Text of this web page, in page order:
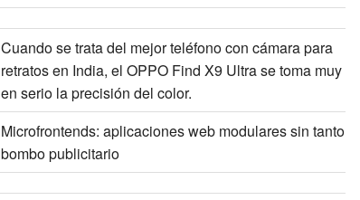
Cuando se trata del mejor teléfono con cámara para
retratos en India, el OPPO Find X9 Ultra se toma muy
en serio la precisión del color.
Microfrontends: aplicaciones web modulares sin tanto
bombo publicitario